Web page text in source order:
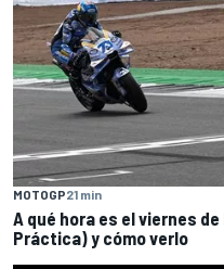
MOTOGP21 min
A qué hora es el viernes
Práctica) y cómo verlo